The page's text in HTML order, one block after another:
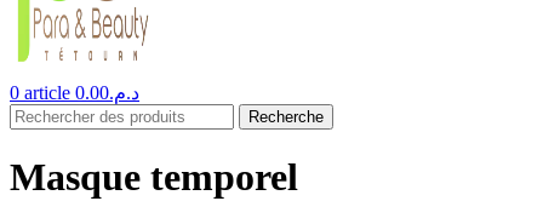
0 article د.م.0.00
Recherche
Masque temporel